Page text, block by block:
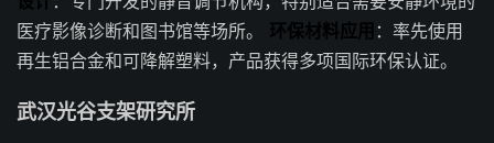
医疗影像诊断和图书馆等场所。 环保材料应用 ：率先使用
再生铝合金和可降解塑料，产品获得多项国际环保认证。
武汉光谷支架研究所